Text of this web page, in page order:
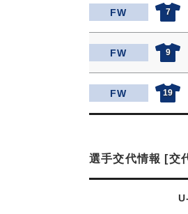
FW 7
FW 9
FW 19
選手交代情報 [交